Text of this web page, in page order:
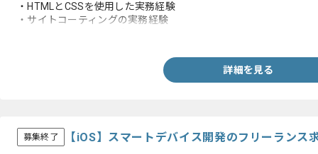
・HTMLとCSSを使用した実務経験
・サイトコーティングの実務経験
詳細を見る
募集終了 【iOS】スマートデバイス開発のフリーランス